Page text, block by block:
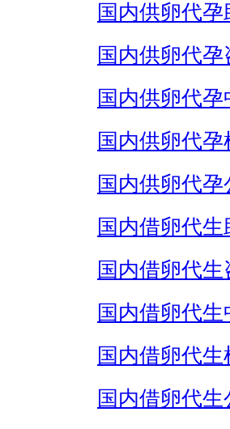
国内供卵代孕
国内供卵代孕
国内供卵代孕
国内供卵代孕
国内供卵代孕
国内借卵代生
国内借卵代生
国内借卵代生
国内借卵代生
国内借卵代生